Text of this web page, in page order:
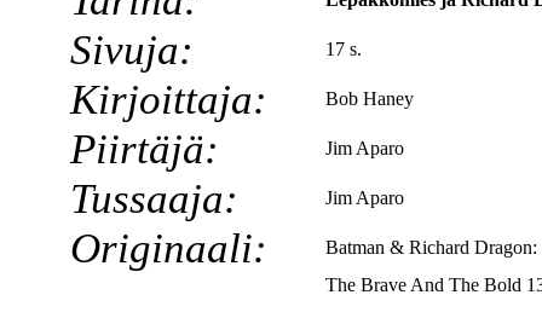
Sivuja: 17 s.
Kirjoittaja: Bob Haney
Piirtäjä: Jim Aparo
Tussaaja: Jim Aparo
Originaali:
Batman & Richard Dragon:
The Brave And The Bold